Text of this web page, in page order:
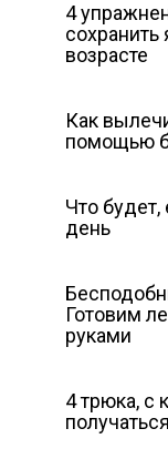
4
возрасте
Как
помощью
Что
день
Готовим
руками
4 трюка, с